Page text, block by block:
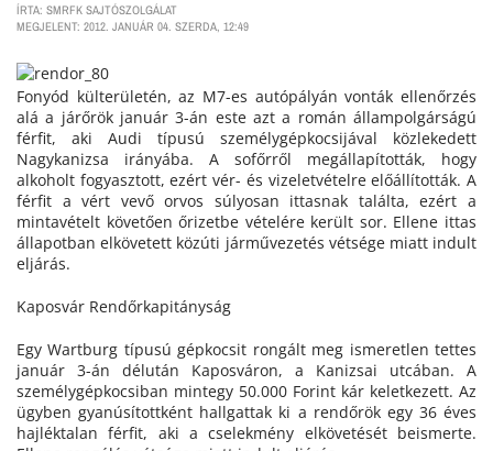
ÍRTA: SMRFK SAJTÓSZOLGÁLAT
MEGJELENT: 2012. JANUÁR 04. SZERDA, 12:49
Fonyód külterületén, az M7-es autópályán vonták ellenőrzés
alá a járőrök január 3-án este azt a román állampolgárságú
férfit, aki Audi típusú személygépkocsijával közlekedett
Nagykanizsa irányába. A sofőrről megállapították, hogy
alkoholt fogyasztott, ezért vér- és vizeletvételre előállították. A
férfit a vért vevő orvos súlyosan ittasnak találta, ezért a
mintavételt követően őrizetbe vételére került sor. Ellene ittas
állapotban elkövetett közúti járművezetés vétsége miatt indult
eljárás.
Kaposvár Rendőrkapitányság
Egy Wartburg típusú gépkocsit rongált meg ismeretlen tettes
január 3-án délután Kaposváron, a Kanizsai utcában. A
személygépkocsiban mintegy 50.000 Forint kár keletkezett. Az
ügyben gyanúsítottként hallgattak ki a rendőrök egy 36 éves
hajléktalan férfit, aki a cselekmény elkövetését beismerte.